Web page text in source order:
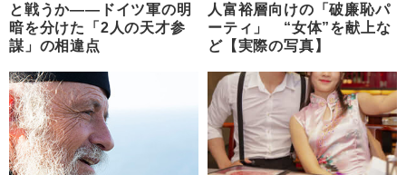
と戦うか――ドイツ軍の明
暗を分けた「2人の天才参
謀」の相違点
人富裕層向けの「破廉恥パ
ーティ」 “女体”を献上な
ど【実際の写真】